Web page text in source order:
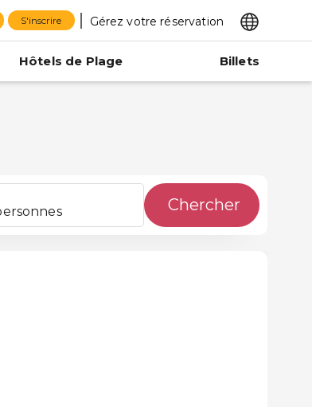
S'inscrire Gérez votre réservation
Hôtels de Plage Billets
Chercher